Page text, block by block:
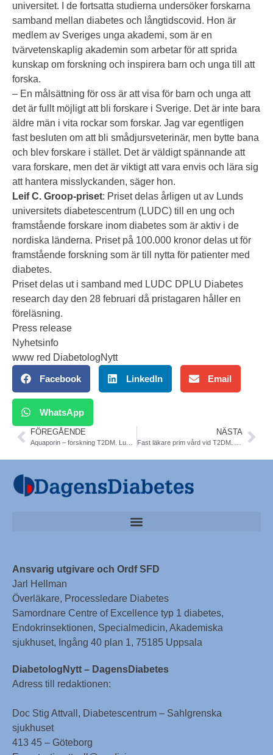
universitet. I de fortsatta studierna undersöker forskarna
samband mellan diabetes och långtidscovid. Hon är
medlem av Sveriges unga akademi, som är en
tvärvetenskaplig akademin som arbetar för att sprida
kunskap om forskning och inspirera barn och unga till att
forska.
– En målsättning för oss är att visa för barn och unga att
det är fullt möjligt att bli forskare i Sverige. Det är inte bara
äldre män i vita rockar som forskar. Jag var egentligen
fast besluten om att bli smådjursveterinär, men bytte bana
och blev forskare i stället. Det är väldigt spännande att
vara forskare, men det är viktigt att vara envis och lära sig
att hantera misslyckanden, säger hon.
Leif C. Groop-priset: Priset delas årligen ut av Lunds
universitets diabetescentrum (LUDC) till en ung och
framstående forskare inom diabetes som är aktiv i de
nordiska länderna. Priset på 100.000 kronor delas ut för
framstående forskning som är till nytta för patienter med
diabetes.
Priset delas ut i samband med LUDC DPLU Diabetes
research day den 28 februari då pristagaren håller en
föreläsning.
Press release
Nyhetsinfo
www red DiabetologNytt
Facebook LinkedIn Email
WhatsApp
FÖREGÅENDE NÄSTA
Ansvarig utgivare och Ordf SFD
Jarl Hellman
Överläkare, Processledare Diabetes
Samordnare Centre of Excellence typ 1 diabetes,
Endokrinsektionen, Specialmedicin, Akademiska
sjukhuset, Ingång 40 plan 1, 75185 Uppsala
DiabetologNytt – DagensDiabetes
Adress till redaktionen:
Doc Stig Attvall, Diabetescentrum – Sahlgrenska
sjukhuset
413 45 – Göteborg